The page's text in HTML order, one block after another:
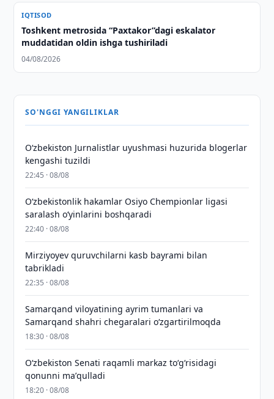
IQTISOD
Toshkent metrosida “Paxtakor”dagi eskalator
muddatidan oldin ishga tushiriladi
04/08/2026
SO'NGGI YANGILIKLAR
O‘zbekiston Jurnalistlar uyushmasi huzurida blogerlar
kengashi tuzildi
22:45 · 08/08
O‘zbekistonlik hakamlar Osiyo Chempionlar ligasi
saralash o‘yinlarini boshqaradi
22:40 · 08/08
Mirziyoyev quruvchilarni kasb bayrami bilan
tabrikladi
22:35 · 08/08
Samarqand viloyatining ayrim tumanlari va
Samarqand shahri chegaralari oʻzgartirilmoqda
18:30 · 08/08
Oʻzbekiston Senati raqamli markaz toʻgʻrisidagi
qonunni maʼqulladi
18:20 · 08/08